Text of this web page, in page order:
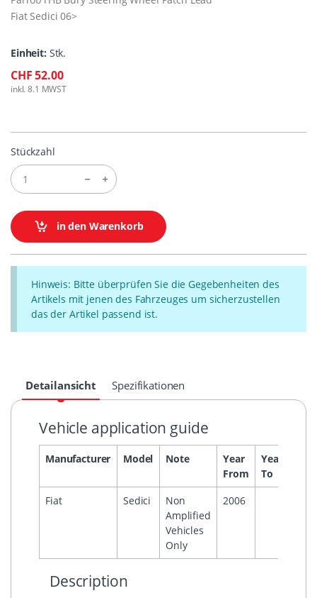
Fiat Sedici 06>
Einheit: Stk.
CHF 52.00
inkl. 8.1 MWST
Stückzahl
in den Warenkorb
Hinweis: Bitte überprüfen Sie die Gegebenheiten des
Artikels mit jenen des Fahrzeuges um sicherzustellen
das der Artikel passend ist.
Detailansicht Spezifikationen
Vehicle application guide
Manufacturer Model Note
Year
From
Year
To
Fiat Sedici
Non
Amplified
Vehicles
Only
2006
Description